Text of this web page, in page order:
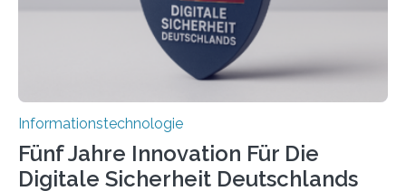
Informationstechnologie
Fünf Jahre Innovation Für Die
Digitale Sicherheit Deutschlands